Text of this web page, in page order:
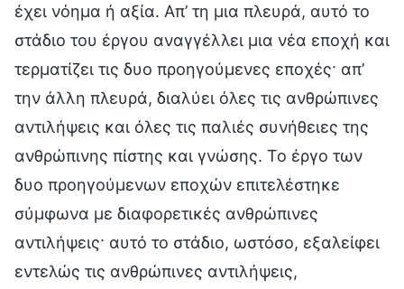
έχει νόημα ή αξία. Απ’ τη μια πλευρά, αυτό το
στάδιο του έργου αναγγέλλει μια νέα εποχή και
τερματίζει τις δυο προηγούμενες εποχές· απ’
την άλλη πλευρά, διαλύει όλες τις ανθρώπινες
αντιλήψεις και όλες τις παλιές συνήθειες της
ανθρώπινης πίστης και γνώσης. Το έργο των
δυο προηγούμενων εποχών επιτελέστηκε
σύμφωνα με διαφορετικές ανθρώπινες
αντιλήψεις· αυτό το στάδιο, ωστόσο, εξαλείφει
εντελώς τις ανθρώπινες αντιλήψεις,